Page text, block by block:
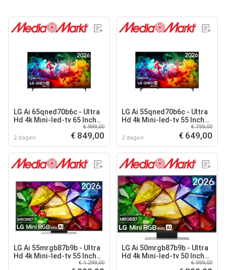
LG Ai 65qned70b6c - Ultra
Hd 4k Mini-led-tv 65 Inch
2 dagen
€ 999,00
€ 849,00
LG Ai 55qned70b6c - Ultra
Hd 4k Mini-led-tv 55 Inch
2 dagen
€ 799,00
€ 649,00
LG Ai 55mrgb87b9b - Ultra
Hd 4k Mini-led-tv 55 Inch
€ 1.299,00
LG Ai 50mrgb87b9b - Ultra
Hd 4k Mini-led-tv 50 Inch
€ 999,00